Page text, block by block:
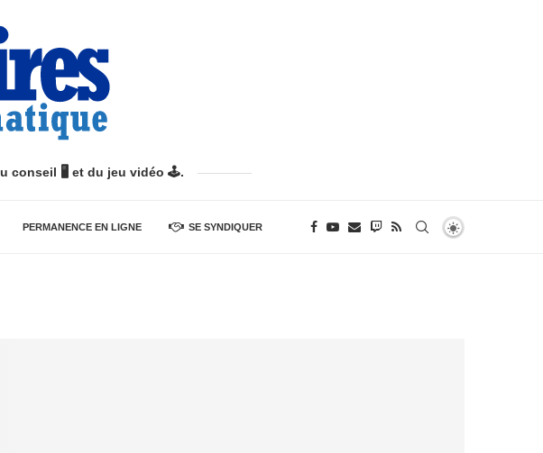
conseil 🖥️ et du jeu vidéo 🕹️.
PERMANENCE EN LIGNE SE SYNDIQUER